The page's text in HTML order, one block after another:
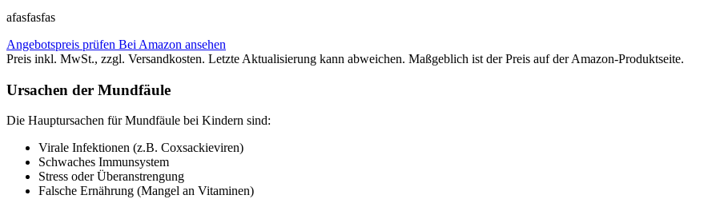
afasfasfas
Angebotspreis prüfen Bei Amazon ansehen
Preis inkl. MwSt., zzgl. Versandkosten. Letzte Aktualisierung kann abweichen. Maßgeblich ist der Preis auf der Amazon-Produktseite.
Ursachen der Mundfäule
Die Hauptursachen für Mundfäule bei Kindern sind:
Virale Infektionen (z.B. Coxsackieviren)
Schwaches Immunsystem
Stress oder Überanstrengung
Falsche Ernährung (Mangel an Vitaminen)